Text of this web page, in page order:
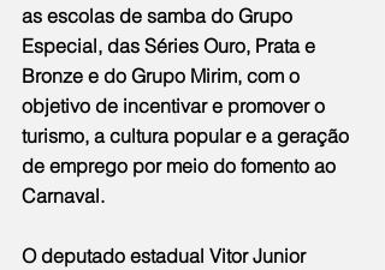
as escolas de samba do Grupo
Especial, das Séries Ouro, Prata e
Bronze e do Grupo Mirim, com o
objetivo de incentivar e promover o
turismo, a cultura popular e a geração
de emprego por meio do fomento ao
Carnaval.
O deputado estadual Vitor Junior